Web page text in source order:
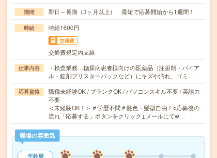
期間 即日～長期（3ヶ月以上） 最短で応募開始から1週間！
時給 時給1600円
交通費
交通費規定内支給
仕事内容
・検査業務…糖尿病患者様向けの医薬品（注射剤・バイア
ル・錠剤ブリスターパックなど）にキズや汚れ、ゴミ…
応募資格
職種未経験OK / ブランクOK / パソコンスキル不要 / 英語力
不要
＜未経験OK！＞＃学歴不問＃髪色・髪型自由！○応募後の
流れ「応募する」ボタンをクリック↓メールにてw…
職場の雰囲気
年齢層